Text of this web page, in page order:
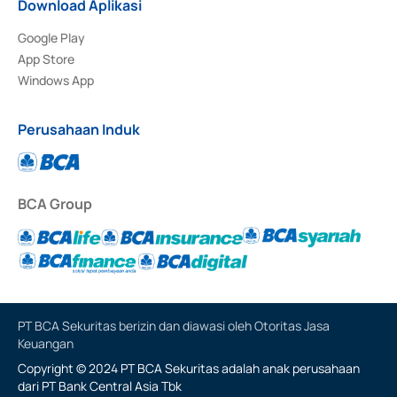
Download Aplikasi
Google Play
App Store
Windows App
Perusahaan Induk
BCA Group
PT BCA Sekuritas berizin dan diawasi oleh Otoritas Jasa
Keuangan
Copyright © 2024 PT BCA Sekuritas adalah anak perusahaan
dari PT Bank Central Asia Tbk